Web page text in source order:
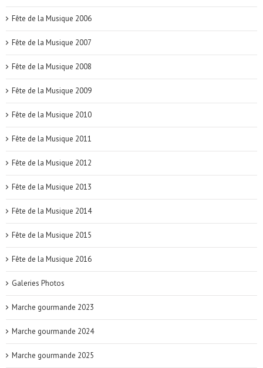
Fête de la Musique 2006
Fête de la Musique 2007
Fête de la Musique 2008
Fête de la Musique 2009
Fête de la Musique 2010
Fête de la Musique 2011
Fête de la Musique 2012
Fête de la Musique 2013
Fête de la Musique 2014
Fête de la Musique 2015
Fête de la Musique 2016
Galeries Photos
Marche gourmande 2023
Marche gourmande 2024
Marche gourmande 2025